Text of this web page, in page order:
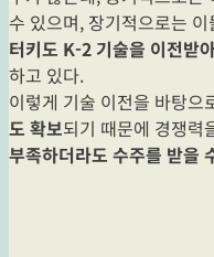
수 있으며, 장기적으로는
터키도 K-2 기술을 이전받
하고 있다.
이렇게 기술 이전을 바탕으
도 확보되기 때문에 경쟁력
부족하더라도 수주를 받을